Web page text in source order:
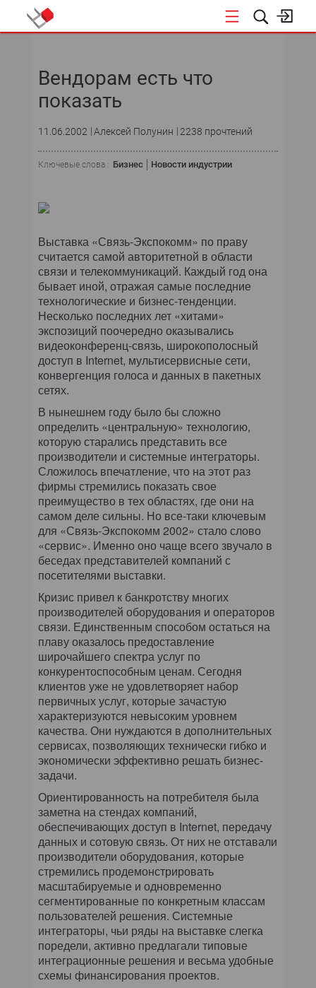
ПОДПИСКА
Вендорам есть что
показать
11.06.2002 Алексей Полунин 2238 прочтений
Ключевые слова : Бизнес Новости индустрии
Выставка «Связь-Экспокомм» по праву
считается самой авторитетной в области
связи и телекоммуникаций. Каждый год она
бывает иной, отражая самые последние
технологические и бизнес-тенденции.
Несколько последних лет «хитами»
экспозиций поочередно оказывались
видеоконференц-связь, широкополосный
доступ в Internet, мультисервисные сети,
конвергенция голоса и данных в пакетных
сетях.
В нынешнем году было бы сложно
определить «центральную» технологию,
которую старались представить все
производители и системные интеграторы.
Сложилось впечатление, что на этот раз
фирмы стремились показать свое
преимущество в тех областях, где они на
самом деле сильны. Но все-таки ключевым
для «Связь-Экспокомм 2002» стало слово
«сервис». Именно оно чаще всего звучало в
беседах представителей компаний с
посетителями выставки.
Кризис привел к банкротству многих
производителей оборудования и операторов
связи. Единственным способом остаться на
плаву оказалось предоставление
широчайшего спектра услуг по
конкурентоспособным ценам. Сегодня
клиентов уже не удовлетворяет набор
первичных услуг, которые зачастую
характеризуются невысоким уровнем
качества. Они нуждаются в дополнительных
сервисах, позволяющих технически гибко и
экономически эффективно решать бизнес-
задачи.
Ориентированность на потребителя была
заметна на стендах компаний,
обеспечивающих доступ в Internet, передачу
данных и сотовую связь. От них не отставали
производители оборудования, которые
стремились продемонстрировать
масштабируемые и одновременно
сегментированные по конкретным классам
пользователей решения. Системные
интеграторы, чьи ряды на выставке слегка
поредели, активно предлагали типовые
интеграционные решения и весьма удобные
схемы финансирования проектов.